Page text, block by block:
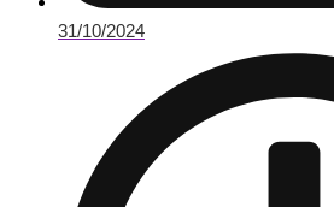
31/10/2024